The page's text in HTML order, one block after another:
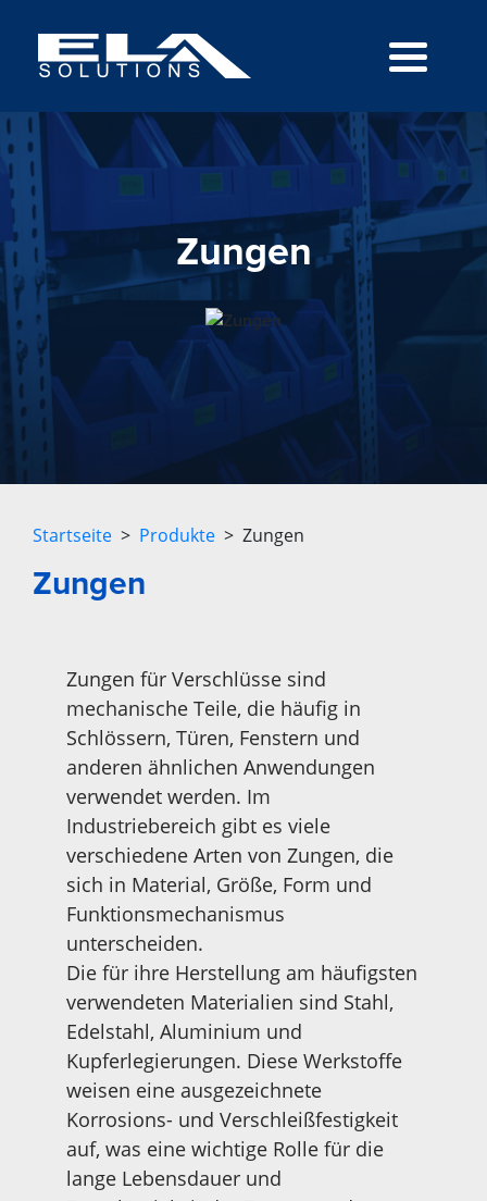
Zungen
Startseite > Produkte > Zungen
Zungen
Zungen für Verschlüsse sind
mechanische Teile, die häufig in
Schlössern, Türen, Fenstern und
anderen ähnlichen Anwendungen
verwendet werden. Im
Industriebereich gibt es viele
verschiedene Arten von Zungen, die
sich in Material, Größe, Form und
Funktionsmechanismus
unterscheiden.
Die für ihre Herstellung am häufigsten
verwendeten Materialien sind Stahl,
Edelstahl, Aluminium und
Kupferlegierungen. Diese Werkstoffe
weisen eine ausgezeichnete
Korrosions- und Verschleißfestigkeit
auf, was eine wichtige Rolle für die
lange Lebensdauer und